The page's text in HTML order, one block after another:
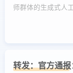
师群体的生成式人
队伍建设，推动教
规、理性使用生成
近平总书记关于教
部办公厅关于组织
转发：官方通